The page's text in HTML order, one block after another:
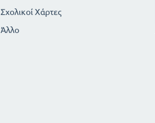
Σχολικοί Χάρτες
Άλλο